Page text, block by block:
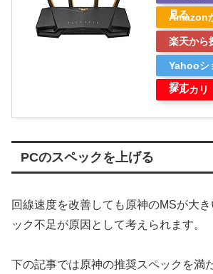
見る
Amazon
楽天から
Yahooシ
探す
メルカリ
PCのスペックを上げる
回線速度を改善しても原神のMSが大
ック不足が原因として考えられます。
下の記事では原神の推奨スペックを満